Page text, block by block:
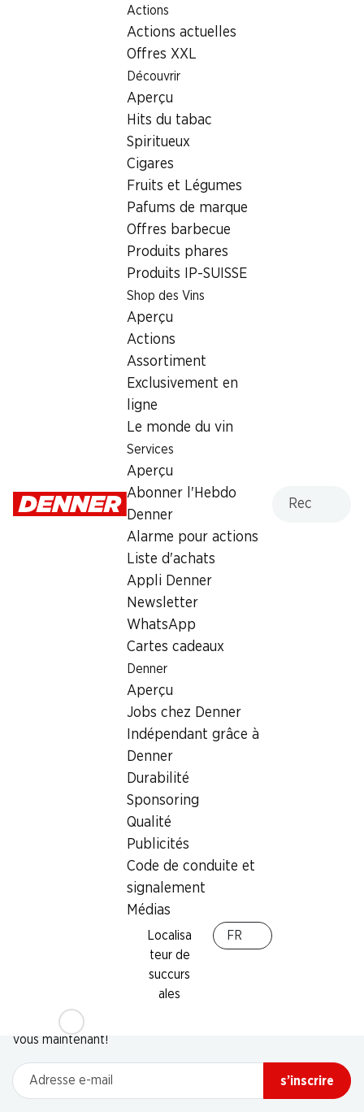
Actions
Actions actuelles
Offres XXL
Découvrir
Aperçu
Hits du tabac
Spiritueux
Cigares
Fruits et Légumes
Pafums de marque
Offres barbecue
Produits phares
Produits IP-SUISSE
Shop des Vins
Aperçu
Actions
Assortiment
Exclusivement en
ligne
Le monde du vin
Services
Aperçu
Abonner l'Hebdo
Denner
Alarme pour actions
Liste d'achats
Appli Denner
Newsletter
WhatsApp
Cartes cadeaux
Denner
Aperçu
Jobs chez Denner
Indépendant grâce à
Denner
Durabilité
Sponsoring
Qualité
Publicités
Code de conduite et
signalement
Médias
Localisa
teur de
succurs
ales
FR
Localisateur de succursales
Succursale Denner Im Zentrum 10, 8634 Hombrechtikon
8634 Hombrechtikon
Denner Partenaire
Im Zentrum 10, 8634 Hombrechtikon
Heures d'ouverture
Jeudi
Retrait d'espèces avec la carte postale / M-Card
Restez au courant grâce à la newsletter Denner. Inscrivez-
vous maintenant!
Adresse e-mail
s’inscrire